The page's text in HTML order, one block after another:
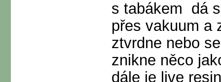
s tabákem
dá
přes vakuum a
ztvrdne nebo
znikne něco
dále je live